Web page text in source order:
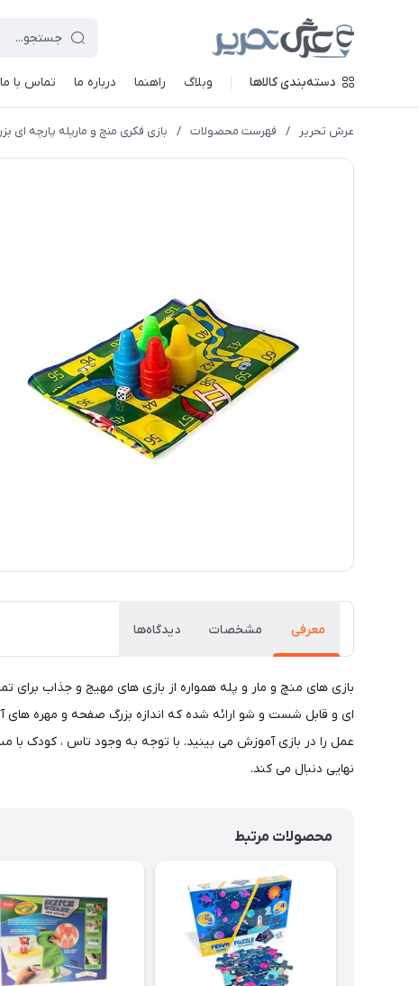
دسته‌بندی کالاها وبلاگ راهنما درباره ما تماس با ما
عرش تحریر / فهرست محصولات / بازی فکری منچ و مارپله پارچه ای
معرفی مشخصات دیدگاه‌ها
بازی های منچ و مار و پله همواره از بازی های مهیج و جذاب برای
ای و قابل شست و شو ارائه شده که اندازه بزرگ صفحه و مهره های آن
عمل را در بازی آموزش می بینید. با توجه به وجود تاس ، کودک
نهایی دنبال می کند.
محصولات مرتبط